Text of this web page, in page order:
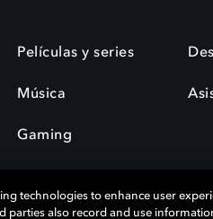
Películas y series
Música
Gaming
technologies to enhance user
parties also record and use